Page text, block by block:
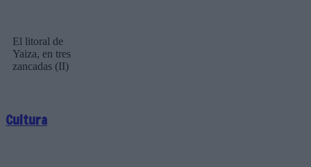
El litoral de
Yaiza, en tres
zancadas (II)
Cultura